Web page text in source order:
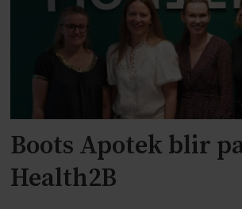
Boots Apotek blir
Health2B